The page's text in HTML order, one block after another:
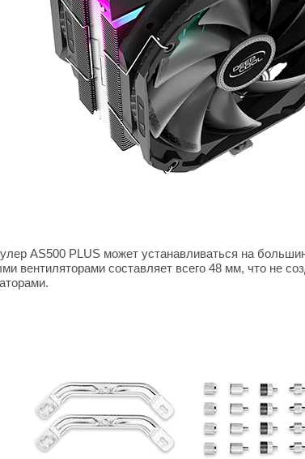
AS500 PLUS может устанавливаться на
вентиляторами составляет всего 48 мм, что не